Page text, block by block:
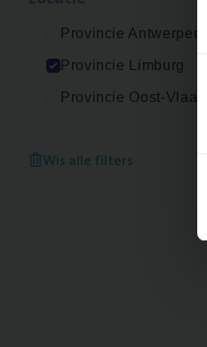
Provincie Antwerpen
Provincie Limburg
Provincie Oost-
Wis alle filters